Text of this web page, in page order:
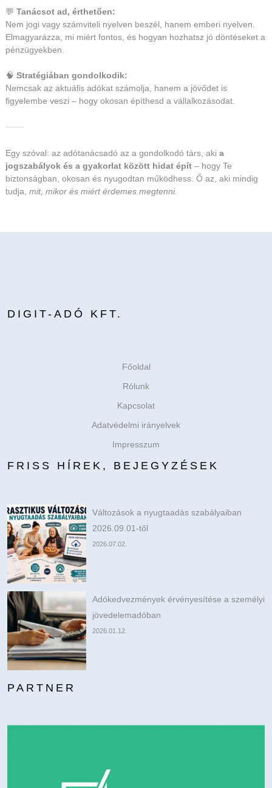
💬 Tanácsot ad, érthetően:
Nem jogi vagy számviteli nyelven beszél, hanem emberi nyelven.
Elmagyarázza, mi miért fontos, és hogyan hozhatsz jó döntéseket a
pénzügyekben.
🧠 Stratégiában gondolkodik:
Nemcsak az aktuális adókat számolja, hanem a jövődet is
figyelembe veszi – hogy okosan építhesd a vállalkozásodat.
Egy szóval: az adótanácsadó az a gondolkodó társ, aki a
jogszabályok és a gyakorlat között hidat épít– hogy Te
biztonságban, okosan és nyugodtan működhess. Ő az, aki mindig
tudja, mit, mikor és miért érdemes megtenni.
DIGIT-ADÓ KFT.
Főoldal
Rólunk
Kapcsolat
Adatvédelmi irányelvek
Impresszum
FRISS HÍREK, BEJEGYZÉSEK
Változások a nyugtaadás szabályaiban
2026.09.01-től
2026.07.02.
Adókedvezmények érvényesítése a személyi
jövedelemadóban
2026.01.12.
PARTNER